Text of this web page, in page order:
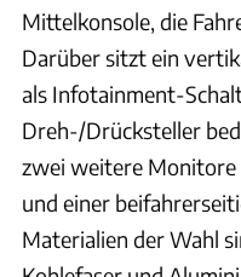
Mittelkonsole, die
Darüber sitzt ein
als Infotainment-
Dreh-/Drücksteller
zwei weitere Monitore
und einer
Materialien der Wahl